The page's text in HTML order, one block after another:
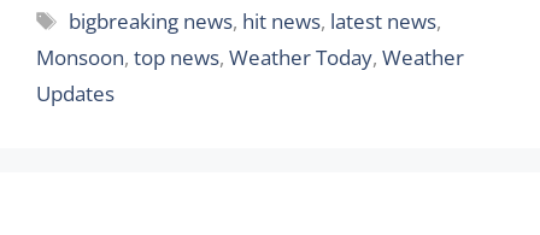
Tags
bigbreaking news, hit news, latest news,
Monsoon, top news, Weather Today, Weather
Updates